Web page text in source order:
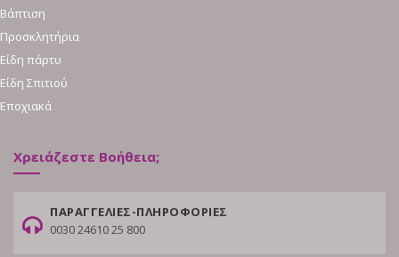
Βάπτιση
Προσκλητήρια
Είδη πάρτυ
Είδη Σπιτιού
Εποχιακά
Χρειάζεστε Βοήθεια;
ΠΑΡΑΓΓΕΛΙΕΣ-ΠΛΗΡΟΦΟΡΙΕΣ
0030 24610 25 800